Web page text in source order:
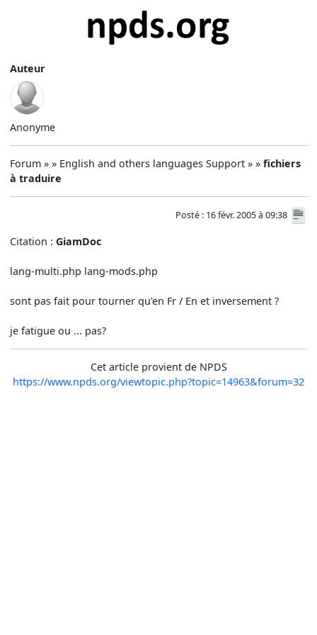
Auteur
Anonyme
Forum » » English and others languages Support » »fichiers
à traduire
Posté : 16 févr. 2005 à 09:38
Citation :GiamDoc
lang-multi.php lang-mods.php
sont pas fait pour tourner qu'en Fr / En et inversement ?
je fatigue ou ... pas?
Cet article provient de NPDS
https://www.npds.org/viewtopic.php?topic=14963&forum=32